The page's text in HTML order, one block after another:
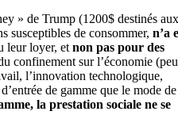
» de Trump (1200$ destinés
susceptibles de consommer,n’a
leur loyer, etnon pas pour des
confinement sur l’économie
l’innovation technologique,
de gamme que le mode de
la prestation sociale ne se